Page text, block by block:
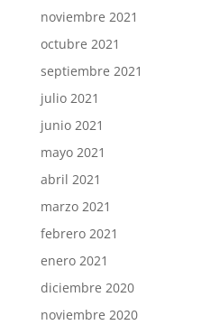
noviembre 2021
octubre 2021
septiembre 2021
julio 2021
junio 2021
mayo 2021
abril 2021
marzo 2021
febrero 2021
enero 2021
diciembre 2020
noviembre 2020